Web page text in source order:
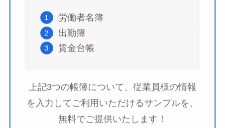
労働者名簿
出勤簿
賃金台帳
上記3つの帳簿について、従業員様の情報
を入力してご利用いただけるサンプルを、
無料でご提供いたします！